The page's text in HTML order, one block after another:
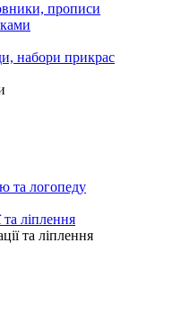
прописи
набори прикрас
та логопеду
ліплення
та ліплення